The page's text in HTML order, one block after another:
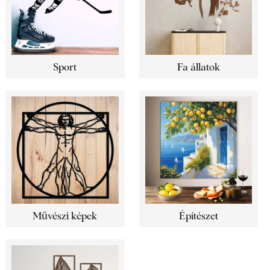
Sport Fa állatok
Művészi képek Építészet